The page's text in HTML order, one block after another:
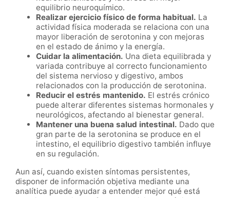
equilibrio neuroquímico.
Realizar ejercicio físico de forma habitual. La
actividad física moderada se relaciona con una
mayor liberación de serotonina y con mejoras
en el estado de ánimo y la energía.
Cuidar la alimentación. Una dieta equilibrada y
variada contribuye al correcto funcionamiento
del sistema nervioso y digestivo, ambos
relacionados con la producción de serotonina.
Reducir el estrés mantenido. El estrés crónico
puede alterar diferentes sistemas hormonales y
neurológicos, afectando al bienestar general.
Mantener una buena salud intestinal. Dado que
gran parte de la serotonina se produce en el
intestino, el equilibrio digestivo también influye
en su regulación.
Aun así, cuando existen síntomas persistentes,
disponer de información objetiva mediante una
analítica puede ayudar a entender mejor qué está